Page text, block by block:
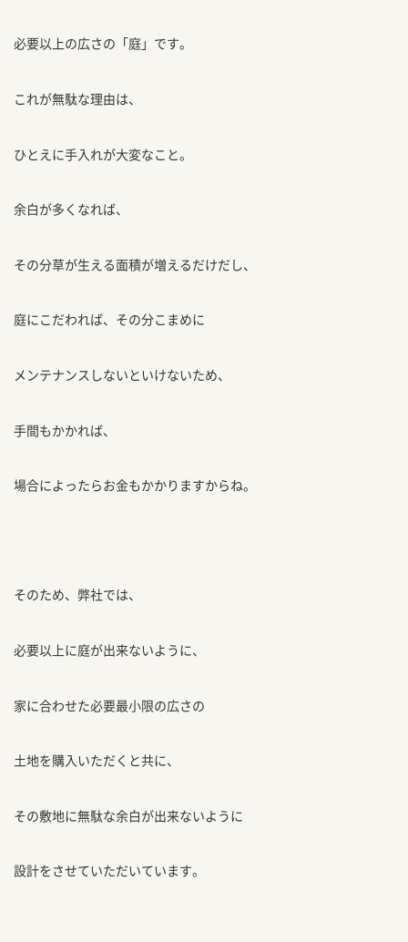
必要以上の広さの「庭」です。
これが無駄な理由は、
ひとえに手入れが大変なこと。
余白が多くなれば、
その分草が生える面積が増えるだけだし、
庭にこだわれば、その分こまめに
メンテナンスしないといけないため、
手間もかかれば、
場合によったらお金もかかりますからね。
そのため、弊社では、
必要以上に庭が出来ないように、
家に合わせた必要最小限の広さの
土地を購入いただくと共に、
その敷地に無駄な余白が出来ないように
設計をさせていただいています。